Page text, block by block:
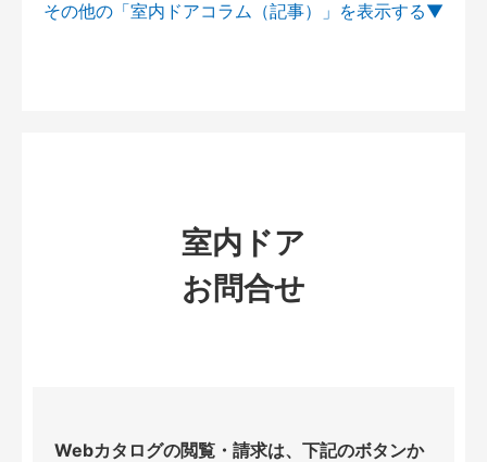
その他の「室内ドアコラム（記事）」を
室内ドア
お問合せ
Webカタログの閲覧・請求は、下記のボタンか